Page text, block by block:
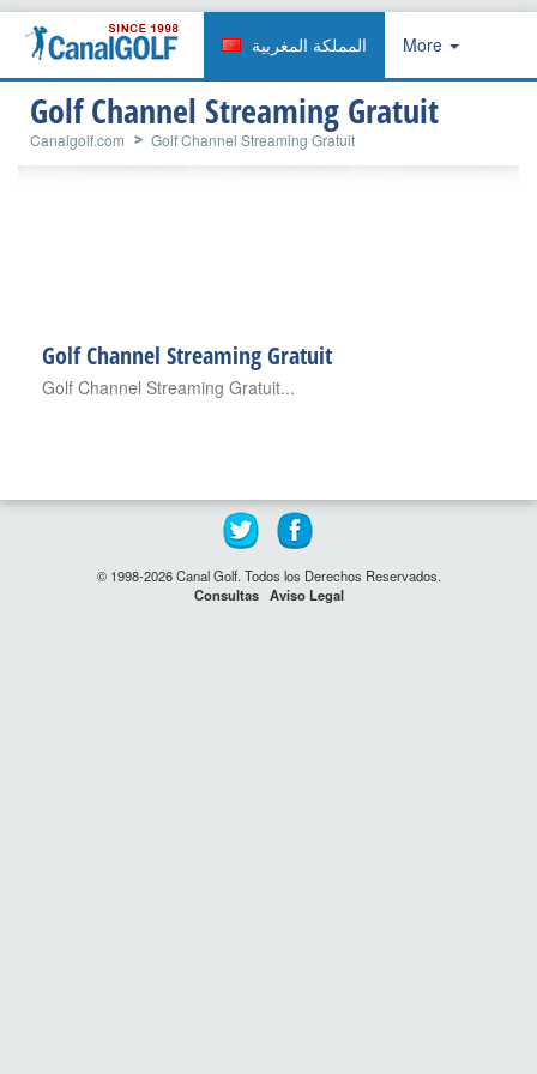
المملكة المغربية More
Golf Channel Streaming Gratuit
Canalgolf.com Golf Channel Streaming Gratuit
Golf Channel Streaming Gratuit
Golf Channel Streaming Gratuit...
© 1998-2026 Canal Golf. Todos los Derechos Reservados.
Consultas Aviso Legal